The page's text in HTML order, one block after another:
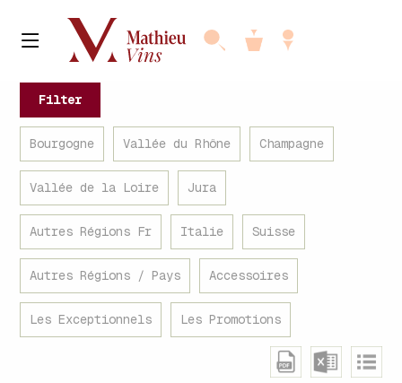
Filter
Bourgogne Vallée du Rhône Champagne
Vallée de la Loire Jura
Autres Régions Fr Italie Suisse
Autres Régions / Pays Accessoires
Les Exceptionnels Les Promotions